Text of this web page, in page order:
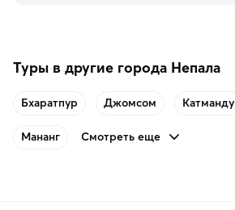
Туры в другие города Непала
Бхаратпур Джомсом Катманду
Мананг Смотреть еще